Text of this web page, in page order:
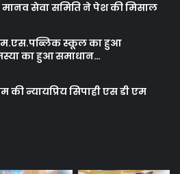
सेवा समिति ने पेश की मिसाल
स्कूल का हुआ
का हुआ समाधान…
की न्यायप्रिय सिपाही एस डी एम